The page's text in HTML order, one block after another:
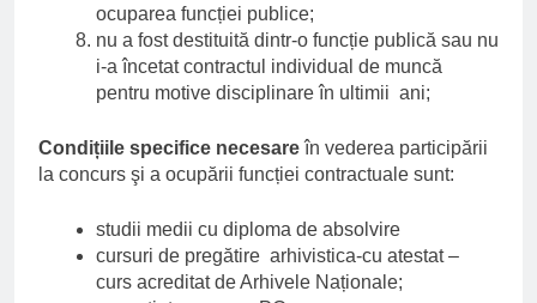
ocuparea funcției publice;
nu a fost destituită dintr-o funcție publică sau nu
i-a încetat contractul individual de muncă
pentru motive disciplinare în ultimii ani;
Condițiile specifice necesareîn vederea participării
la concurs şi a ocupării funcției contractuale sunt:
studii medii cu diploma de absolvire
cursuri de pregătire arhivistica-cu atestat –
curs acreditat de Arhivele Naționale;